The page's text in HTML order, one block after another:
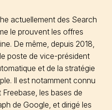
actuellement des Search
le prouvent les offres
De même, depuis 2018,
poste de vice-président
et de la stratégie
Il est notamment connu
les bases de
de Google, et dirigé les